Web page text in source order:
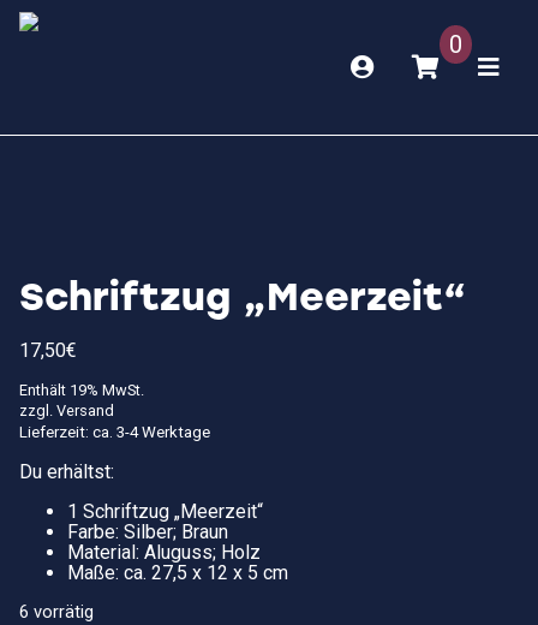
0
Schriftzug „Meerzeit“
17,50€
Enthält 19% MwSt.
zzgl. Versand
Lieferzeit: ca. 3-4 Werktage
Du erhältst:
1 Schriftzug „Meerzeit“
Farbe: Silber; Braun
Material: Aluguss; Holz
Maße: ca. 27,5 x 12 x 5 cm
6 vorrätig